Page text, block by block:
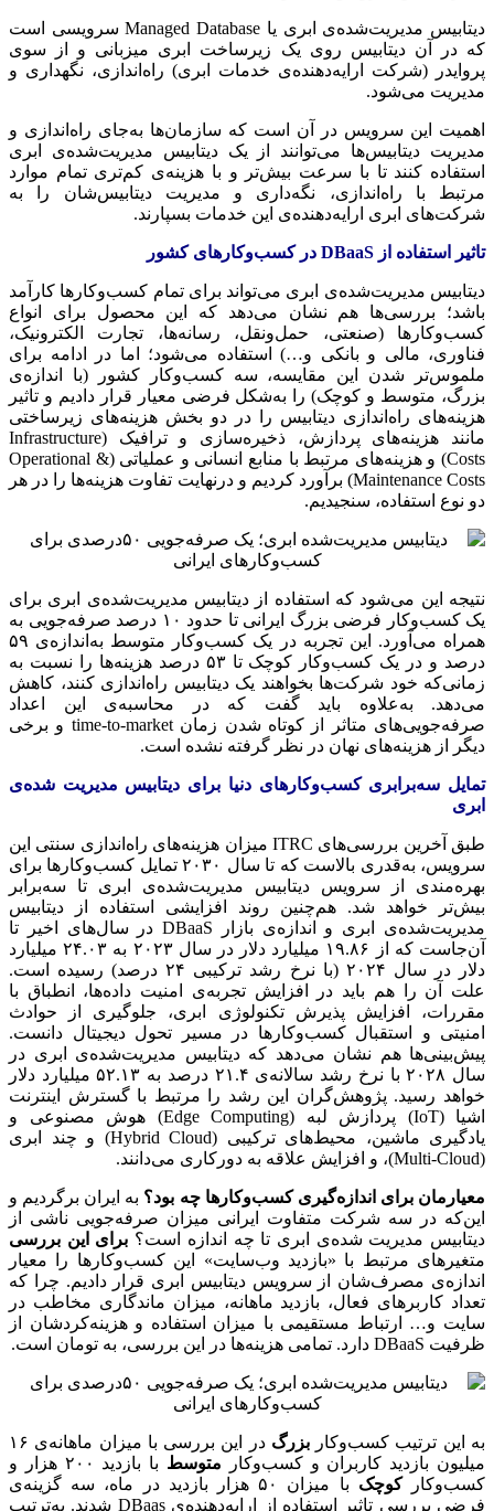
دیتابیس مدیریت‌شده‌ی ابری یا Managed Database سرویسی است
که در آن دیتابیس روی یک زیرساخت ابری میزبانی و از سوی
پروایدر (شرکت ارایه‌دهنده‌ی خدمات ابری) راه‌اندازی، نگهداری و
مدیریت می‌شود.
اهمیت این سرویس در آن است که سازمان‌ها به‌جای راه‌اندازی و
مدیریت دیتابیس‌ها می‌توانند از یک دیتابیس مدیریت‌شده‌ی ابری
استفاده کنند تا با سرعت بیش‌تر و با هزینه‌ی کم‌تری تمام موارد
مرتبط با راه‌اندازی، نگه‌داری و مدیریت دیتابیس‌شان را به
شرکت‌های ابری ارایه‌دهنده‌ی این خدمات بسپارند.
تاثیر استفاده از در کسب‌وکارهای کشور
دیتابیس مدیریت‌شده‌ی ابری می‌تواند برای تمام کسب‌وکارها کارآمد
باشد؛ بررسی‌ها هم نشان می‌دهد که این محصول برای انواع
کسب‌وکارها (صنعتی، حمل‌ونقل، رسانه‌ها، تجارت الکترونیک،
فناوری، مالی و بانکی و…) استفاده می‌شود؛ اما در ادامه برای
ملموس‌تر شدن این مقایسه، سه کسب‌وکار کشور (با اندازه‌ی
بزرگ، متوسط و کوچک) را به‌شکل فرضی معیار قرار دادیم و تاثیر
هزینه‌های راه‌اندازی دیتابیس را در دو بخش هزینه‌های زیرساختی
مانند هزینه‌های پردازش، ذخیره‌سازی و ترافیک (Infrastructure
Costs) و هزینه‌های مرتبط با منابع انسانی و عملیاتی (Operational &
Maintenance Costs) برآورد کردیم و درنهایت تفاوت هزینه‌ها را در هر
دو نوع استفاده، سنجیدیم.
نتیجه این می‌شود که استفاده از دیتابیس مدیریت‌شده‌ی ابری برای
یک کسب‌وکار فرضی بزرگ ایرانی تا حدود ۱۰ درصد صرفه‌جویی به
همراه می‌آورد. این تجربه در یک کسب‌وکار متوسط به‌اندازه‌ی ۵۹
درصد و در یک کسب‌وکار کوچک تا ۵۳ درصد هزینه‌ها را نسبت به
زمانی‌که خود شرکت‌ها بخواهند یک دیتابیس راه‌اندازی کنند، کاهش
می‌دهد. به‌علاوه باید گفت که در محاسبه‌ی این اعداد
صرفه‌جویی‌های متاثر از کوتاه شدن زمان time-to-market و برخی
دیگر از هزینه‌های نهان در نظر گرفته نشده است.
تمایل سه‌برابری کسب‌وکارهای دنیا برای دیتابیس مدیریت شده‌ی
ابری
طبق آخرین بررسی‌های ITRC میزان هزینه‌های راه‌اندازی سنتی این
سرویس، به‌قدری بالاست که تا سال ۲۰۳۰ تمایل کسب‌وکارها برای
بهره‌مندی از سرویس دیتابیس مدیریت‌شده‌ی ابری تا سه‌برابر
بیش‌تر خواهد شد. هم‌چنین روند افزایشی استفاده از دیتابیس
مدیریت‌شده‌ی ابری و اندازه‌ی بازار DBaaS در سال‌های اخیر تا
آن‌جاست که از ۱۹.۸۶ میلیارد دلار در سال ۲۰۲۳ به ۲۴.۰۳ میلیارد
دلار در سال ۲۰۲۴ (با نرخ رشد ترکیبی ۲۴ درصد) رسیده است.
علت آن را هم باید در افزایش تجربه‌ی امنیت داده‌ها، انطباق با
مقررات، افزایش پذیرش تکنولوژی ابری، جلوگیری از حوادث
امنیتی و استقبال کسب‌وکارها در مسیر تحول دیجیتال دانست.
پیش‌بینی‌ها هم نشان می‌دهد که دیتابیس مدیریت‌شده‌ی ابری در
سال ۲۰۲۸ با نرخ رشد سالانه‌ی ۲۱.۴ درصد به ۵۲.۱۳ میلیارد دلار
خواهد رسید. پژوهش‌گران این رشد را مرتبط با گسترش اینترنت
اشیا (IoT) پردازش لبه (Edge Computing) هوش مصنوعی و
یادگیری ماشین، محیط‌های ترکیبی (Hybrid Cloud) و چند ابری
(Multi-Cloud)، و افزایش علاقه به دورکاری می‌دانند.
معیارمان برای اندازه‌گیری کسب‌وکارها چه بود؟ به ایران برگردیم و
این‌که در سه شرکت متفاوت ایرانی میزان صرفه‌جویی ناشی از
دیتابیس مدیریت شده‌ی ابری تا چه اندازه است؟ برای این بررسی
متغیرهای مرتبط با «بازدید وب‌سایت‌» این کسب‌وکارها را معیار
اندازه‌ی مصرف‌شان از سرویس دیتابیس ابری قرار دادیم. چرا که
تعداد کاربرهای فعال، بازدید ماهانه، میزان ماندگاری مخاطب در
سایت و… ارتباط مستقیمی با میزان استفاده و هزینه‌کردشان از
ظرفیت DBaaS دارد. تمامی هزینه‌ها در این بررسی، به تومان است.
به این ترتیب کسب‌وکار بزرگ
در این بررسی با میزان ماهانه‌ی ۱۶
میلیون بازدید کاربران و کسب‌وکار
متوسط
با بازدید ۲۰۰ هزار و
کسب‌وکار
کوچک
با میزان ۵۰ هزار بازدید در ماه، سه گزینه‌ی
فرضی بررسی تاثیر استفاده از ارایه‌دهنده‌ی DBaas شدند. به‌ترتیب